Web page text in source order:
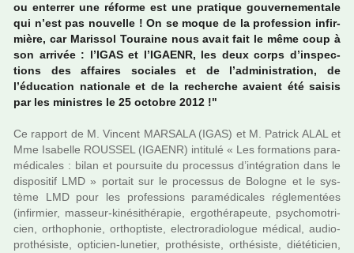
ou enter­rer une réforme est une pra­ti­que gou­ver­ne­men­tale
qui n’est pas nou­velle ! On se moque de la pro­fes­sion infir­
mière, car Marissol Touraine nous avait fait le même coup à
son arri­vée : l’IGAS et l’IGAENR, les deux corps d’ins­pec­
tions des affai­res socia­les et de l’admi­nis­tra­tion, de
l’éducation natio­nale et de la recher­che avaient été saisis
par les minis­tres le 25 octo­bre 2012 !"
Ce rap­port de M. Vincent MARSALA (IGAS) et M. Patrick ALAL et
Mme Isabelle ROUSSEL (IGAENR) inti­tulé « Les for­ma­tions para­
mé­di­ca­les : bilan et pour­suite du pro­ces­sus d’inté­gra­tion dans le
dis­po­si­tif LMD » por­tait sur le pro­ces­sus de Bologne et le sys­
tème LMD pour les pro­fes­sions para­mé­di­ca­les régle­men­tées
(infir­mier, mas­seur-kiné­si­thé­ra­pie, ergo­thé­ra­peute, psy­cho­mo­tri­
cien, ortho­pho­nie, orthop­tiste, elec­tro­ra­dio­lo­gue médi­cal, audio­
pro­thé­siste, opti­cien-lune­tier, pro­thé­siste, orthé­siste, dié­té­ti­cien,